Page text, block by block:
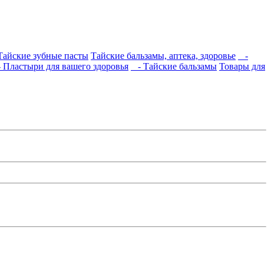
зубные пасты Тайские бальзамы, аптека, здоровье
-
для вашего здоровья - Тайские бальзамы Товары для